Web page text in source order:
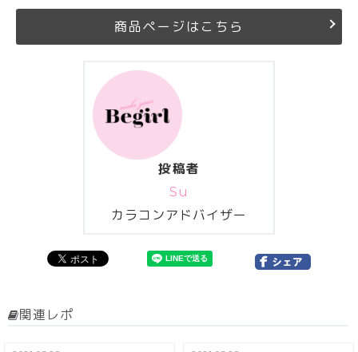
商品ページはこちら
投稿者
Su
カラコンアドバイザー
関連レポ